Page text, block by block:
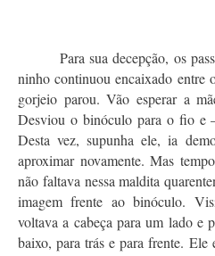
Para sua decepção, os
ninho continuou encaixado entre
gorjeio parou. Vão esperar a
Desviou o binóculo para o fio e
Desta vez, supunha ele, ia
aproximar novamente. Mas
não faltava nessa maldita
imagem frente ao binóculo.
voltava a cabeça para um lado e
baixo, para trás e para frente.